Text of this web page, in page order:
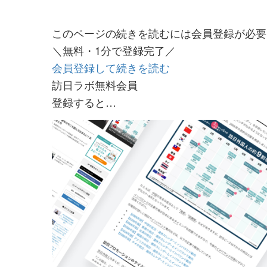
このページの続きを読むには会員登録が必
＼無料・1分で登録完了／
会員登録して続きを読む
訪日ラボ無料会員
登録すると…